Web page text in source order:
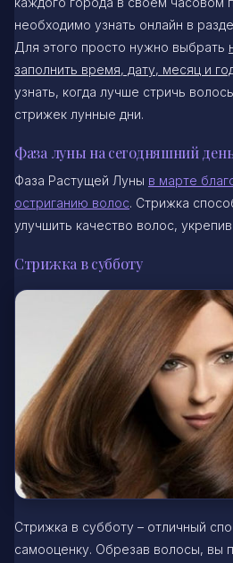
необходимо узнать онлайн в
Для этого просто нужно выбрать
заполнить время, дату, месяц и
узнать, когда лучше стричь
стрижек лунные дни.
Фаза луны на сегодняшний
Фаза Растущей Луны в марте
остриганию волос. Стрижка
улучшить качество волос,
Стрижка в субботу
Стрижка в субботу – отличный
самооценку. Обрезав волосы, вы